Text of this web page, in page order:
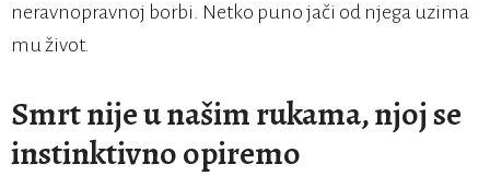
neravnopravnoj borbi. Netko puno jači od njega uzima
mu život.
Smrt nije u našim rukama, njoj se
instinktivno opiremo